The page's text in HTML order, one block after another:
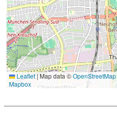
Leaflet | Map data ©OpenStreetMap
Mapbox